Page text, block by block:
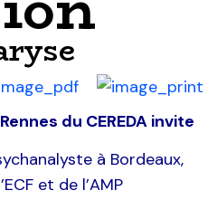
du CEREDA invite
à Bordeaux,
et de l’AMP